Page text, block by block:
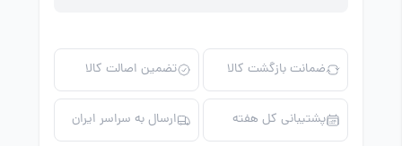
ضمانت بازگشت کالا تضمین اصالت کالا
پشتیبانی کل هفته ارسال به سراسر ایران